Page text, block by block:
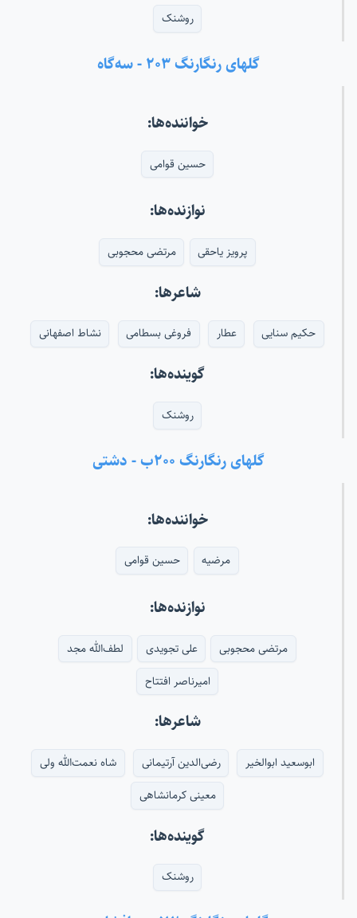
روشنک
گلهای رنگارنگ ۲۰۳ - سه‌گاه
خواننده‌ها:
حسین قوامی
نوازنده‌ها:
پرویز یاحقی مرتضی محجوبی
شاعرها:
حکیم سنایی عطار فروغی بسطامی نشاط اصفهانی
گوینده‌ها:
روشنک
گلهای رنگارنگ ۲۰۰ب - دشتی
خواننده‌ها:
مرضیه حسین قوامی
نوازنده‌ها:
مرتضی محجوبی علی تجویدی
لطف‌الله مجد
امیرناصر افتتاح
شاعرها:
ابوسعید ابوالخیر رضی‌الدین آرتیمانی
شاه نعمت‌الله ولی
معینی کرمانشاهی
گوینده‌ها:
روشنک